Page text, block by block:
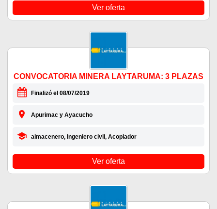
Ver oferta
CONVOCATORIA MINERA LAYTARUMA: 3 PLAZAS
Finalizó el 08/07/2019
Apurimac y Ayacucho
almacenero, Ingeniero civil, Acopiador
Ver oferta